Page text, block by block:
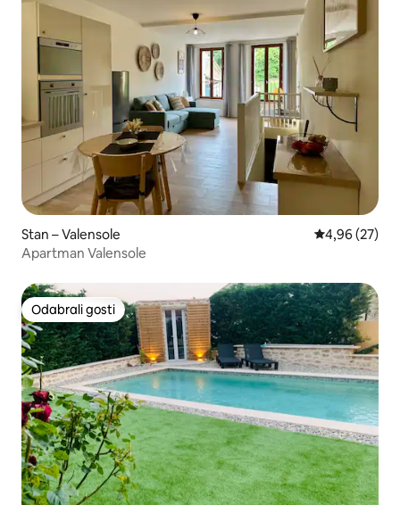
Stan – Valensole Prosječna
4,96 (27)
Apartman Valensole
Odabrali gosti
Odabrali gosti